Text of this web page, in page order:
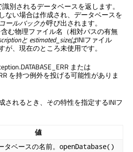
別されるデータベースを返します。
ない場合は作成され、データベースを
コールバックが呼び出されます。
む物理ファイル名（相対パスの有無
と estimated_sizeはINIファイル
が、現在のところ未使用です。
または
を持つ例外を投げる可能性がありま
されるとき、その特性を指定するINIフ
値
ベースの名前。 openDatabase()